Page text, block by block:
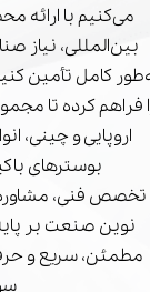
می‌کنیم با ارائه
بین‌المللی، نیاز
کامل تأمین
فراهم کرده تا
اروپایی و چینی،
بوسترهای
تخصص فنی،
نوین صنعت بر
مطمئن، سریع و